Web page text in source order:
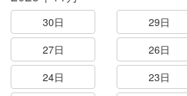
30日 29日
27日
26日
24日
23日